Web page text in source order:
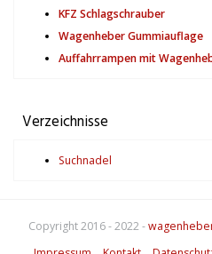
KFZ Schlagschrauber
Wagenheber Gummiauflage
Auffahrrampen mit
Verzeichnisse
Suchnadel
Copyright 2016 - 2022 -